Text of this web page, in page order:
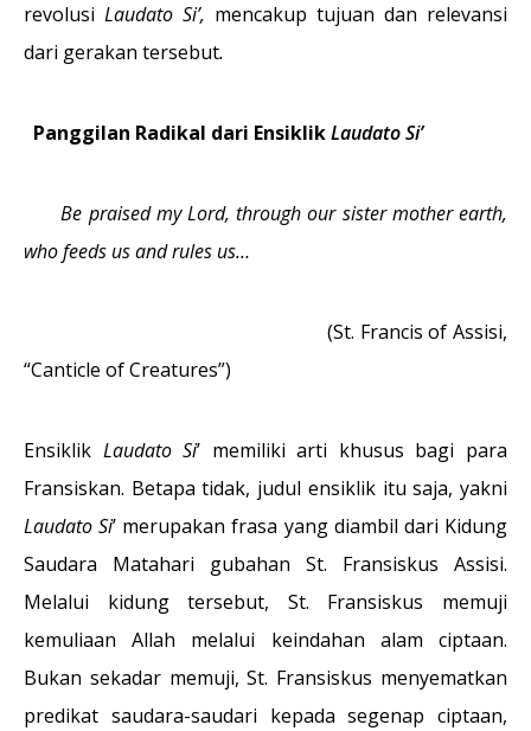
revolusi Laudato Si’, mencakup tujuan dan relevansi
dari gerakan tersebut.
Panggilan Radikal dari EnsiklikLaudato Si’
Be praised my Lord, through our sister mother earth,
who feeds us and rules us…
(St. Francis of Assisi,
“Canticle of Creatures”)
Ensiklik Laudato Si’ memiliki arti khusus bagi para
Fransiskan. Betapa tidak, judul ensiklik itu saja, yakni
Laudato Si’ merupakan frasa yang diambil dari Kidung
Saudara Matahari gubahan St. Fransiskus Assisi.
Melalui kidung tersebut, St. Fransiskus memuji
kemuliaan Allah melalui keindahan alam ciptaan.
Bukan sekadar memuji, St. Fransiskus menyematkan
predikat saudara-saudari kepada segenap ciptaan,